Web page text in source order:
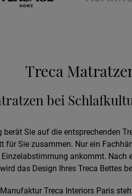
Treca
bei
Sie auf die entsprechenden
für Sie zusammen. Nur ein
ankommt. Nach
das Design Ihres Treca Bettes
Treca Interiors Paris